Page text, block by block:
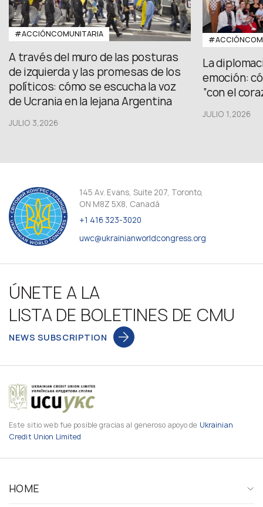
#ACCIÓNCOMUNITARIA
A través del muro de las posturas
de izquierda y las promesas de los
políticos: cómo se escucha la voz
de Ucrania en la lejana Argentina
JULIO 3,2026
La
emoción:
“con el
JULIO 1,2026
145 Av. Evans, Suite 207, Toronto,
ON M8Z 5X8, Canadá
+1 416 323-3020
uwc@ukrainianworldcongress.org
ÚNETE A LA
LISTA DE BOLETINES DE CMU
NEWS SUBSCRIPTION
Este sitio web fue posible gracias al generoso apoyo de Ukrainian
Credit Union Limited
HOME